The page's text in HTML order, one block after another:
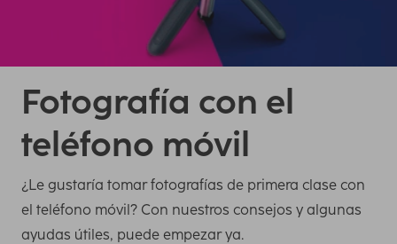
Fotografía con el
teléfono móvil
¿Le gustaría tomar fotografías de primera clase con
el teléfono móvil? Con nuestros consejos y algunas
ayudas útiles, puede empezar ya.